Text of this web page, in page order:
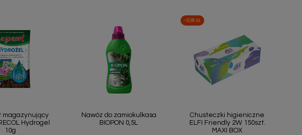
magazynujący
Hydrogel
10g
Nawóz do zamiokulkasa
BIOPON 0,5L
Chusteczki higieniczne
ELFI Friendly 2W 150szt.
MAXI BOX
-0,18 ZŁ